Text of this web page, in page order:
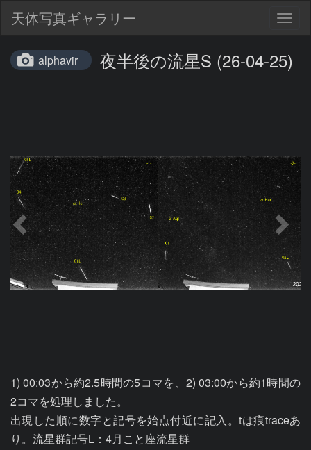
天体写真ギャラリー
alphavir 夜半後の流星S (26-04-25)
1) 00:03から約2.5時間の5コマを、2) 03:00から約1時間の
2コマを処理しました。
出現した順に数字と記号を始点付近に記入。tは痕traceあ
り。流星群記号L：4月こと座流星群